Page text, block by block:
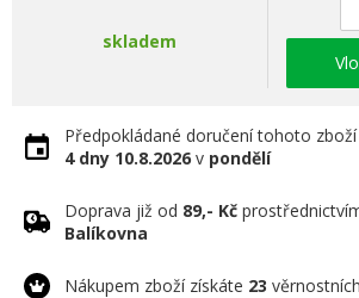
skladem
Předpokládané doručení tohoto
4 dny 10.8.2026 v pondělí
Doprava již od 89,- Kč
Balíkovna
Nákupem zboží získáte 23